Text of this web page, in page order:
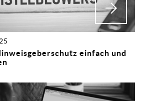
einfach und